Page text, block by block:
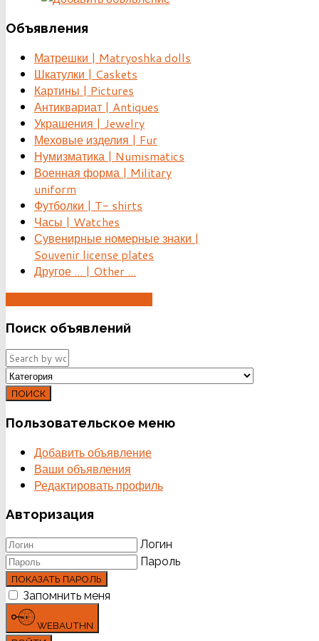
Объявления
Матрешки | Matryoshka dolls
Шкатулки | Caskets
Картины | Pictures
Антиквариат | Antiques
Украшения | Jewelry
Меховые изделия | Fur
Нумизматика | Numismatics
Военная форма | Military
uniform
Футболки | T- shirts
Часы | Watches
Сувенирные номерные знаки |
Souvenir license plates
Другое ... | Other ...
Поиск объявлений
ПОИСК
Пользовательское меню
Добавить объявление
Ваши объявления
Редактировать профиль
Авторизация
Логин
Пароль
ПОКАЗАТЬ ПАРОЛЬ
Запомнить меня
WEBAUTHN